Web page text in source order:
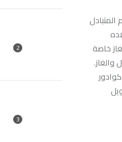
خاصة
والغاز.